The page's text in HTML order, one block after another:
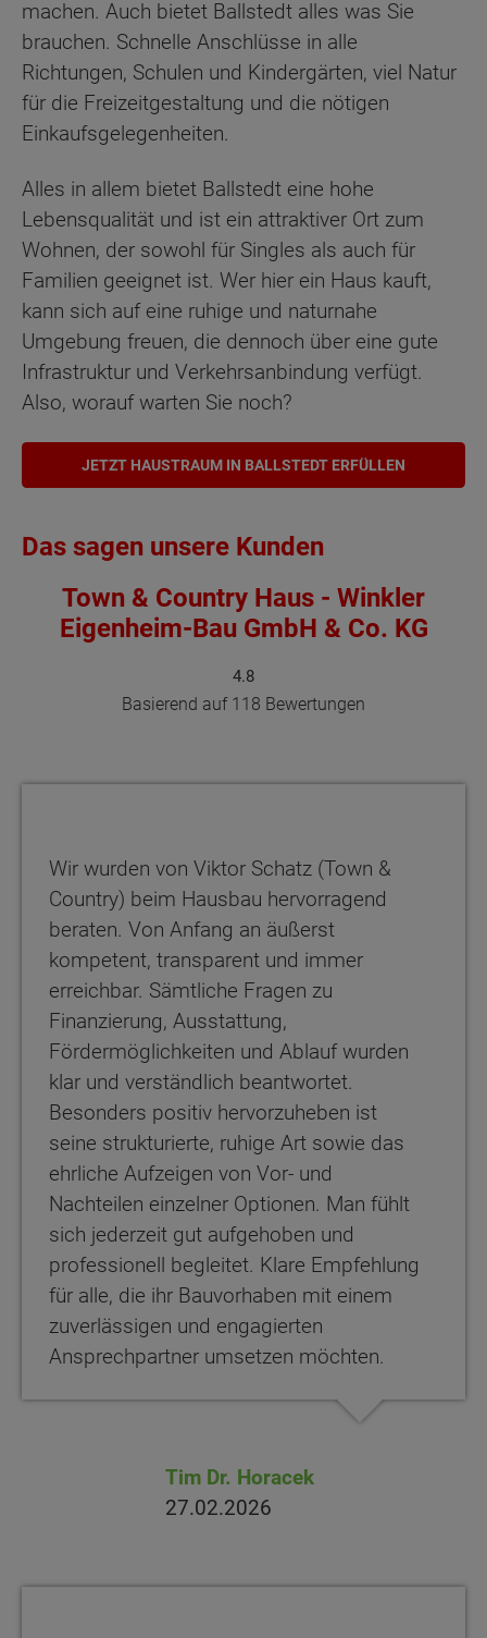
machen. Auch bietet Ballstedt alles was Sie
brauchen. Schnelle Anschlüsse in alle
Richtungen, Schulen und Kindergärten, viel Natur
für die Freizeitgestaltung und die nötigen
Einkaufsgelegenheiten.
Alles in allem bietet Ballstedt eine hohe
Lebensqualität und ist ein attraktiver Ort zum
Wohnen, der sowohl für Singles als auch für
Familien geeignet ist. Wer hier ein Haus kauft,
kann sich auf eine ruhige und naturnahe
Umgebung freuen, die dennoch über eine gute
Infrastruktur und Verkehrsanbindung verfügt.
Also, worauf warten Sie noch?
JETZT HAUSTRAUM IN BALLSTEDT ERFÜLLEN
Das sagen unsere Kunden
Town & Country Haus - Winkler
Eigenheim-Bau GmbH & Co. KG
4.8
Basierend auf 118 Bewertungen
Wir wurden von Viktor Schatz (Town &
Country) beim Hausbau hervorragend
beraten. Von Anfang an äußerst
kompetent, transparent und immer
erreichbar. Sämtliche Fragen zu
Finanzierung, Ausstattung,
Fördermöglichkeiten und Ablauf wurden
klar und verständlich beantwortet.
Besonders positiv hervorzuheben ist
seine strukturierte, ruhige Art sowie das
ehrliche Aufzeigen von Vor- und
Nachteilen einzelner Optionen. Man fühlt
sich jederzeit gut aufgehoben und
professionell begleitet. Klare Empfehlung
für alle, die ihr Bauvorhaben mit einem
zuverlässigen und engagierten
Ansprechpartner umsetzen möchten.
Tim Dr. Horacek
27.02.2026